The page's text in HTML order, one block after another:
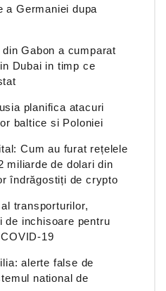
a Germaniei dupa
Gabon a cumparat
Dubai in timp ce
planifica atacuri
baltice si Poloniei
Cum au furat rețelele
miliarde de dolari din
îndrăgostiți de crypto
transporturilor,
de inchisoare pentru
19
alerte false de
national de